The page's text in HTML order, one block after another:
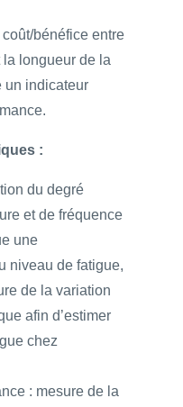
bénéfice entre
la longueur de la
un indicateur
:
du degré
et de fréquence
une
niveau de fatigue,
de la variation
afin d’estimer
chez
: mesure de la